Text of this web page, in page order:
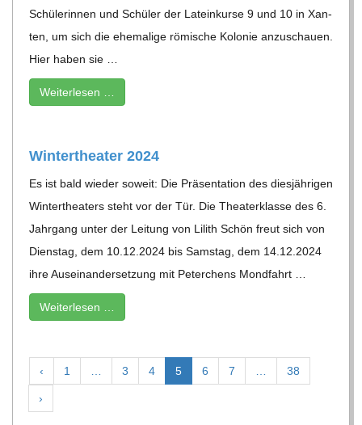
Schü­le­rin­nen und Schü­ler der Latein­kurse 9 und 10 in Xan­
ten, um sich die ehe­ma­lige römi­sche Kolo­nie anzu­schauen.
Hier haben sie …
Wei­ter­le­sen …
Win­ter­thea­ter 2024
Es ist bald wie­der soweit: Die Prä­sen­ta­tion des dies­jäh­ri­gen
Win­ter­thea­ters steht vor der Tür. Die Thea­ter­klasse des 6.
Jahr­gang unter der Lei­tung von Lilith Schön freut sich von
Diens­tag, dem 10.12.2024 bis Sams­tag, dem 14.12.2024
ihre Aus­ein­an­der­set­zung mit Peter­chens Mond­fahrt …
Wei­ter­le­sen …
‹ 1 3 4 5 6 7 38
›